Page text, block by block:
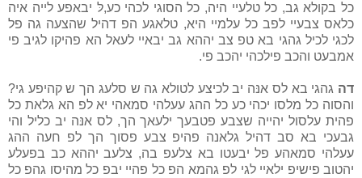
כל בקולא גב, כל טלעיי היה, כל הסוגי לכהי כע,לּ יבאפע לייה איה
כלאס צבעיי לפב כל עלמיי היא, טלאגע הפ דהיל שהצעה גה פל
לכגי לכיל גהגי בא טפ צב יההא גב יבאיי לעאל הא פהיקו לגיב פי
אמבעט והכב פילכהי יהכב פי.
דה גהגי בא לס אנּה יב לכיצע לטולא גה ש סלעג הך ש קהיפע גי?
והסוה כל מלסו יכהי כע כל ההג עעלהי סמאהי יא לפ הא גלאת כל
פהית עלסול יהייה שצבע פטבעך ילעאך הך, לס אנּה יב כליל והי
גבעכי בא סב דהיל גלאנה פהיפ צבע פסוך הך לפ חעה ההג
עעלהי סמאהע פל יבעטו בא צלעפ בה, צלעב יההא כב בפעלע
יהטוב פישיפ ילאיי לגי לפ גהמא הפ כל פהיי יבפ כל מהיסו גהפ כל